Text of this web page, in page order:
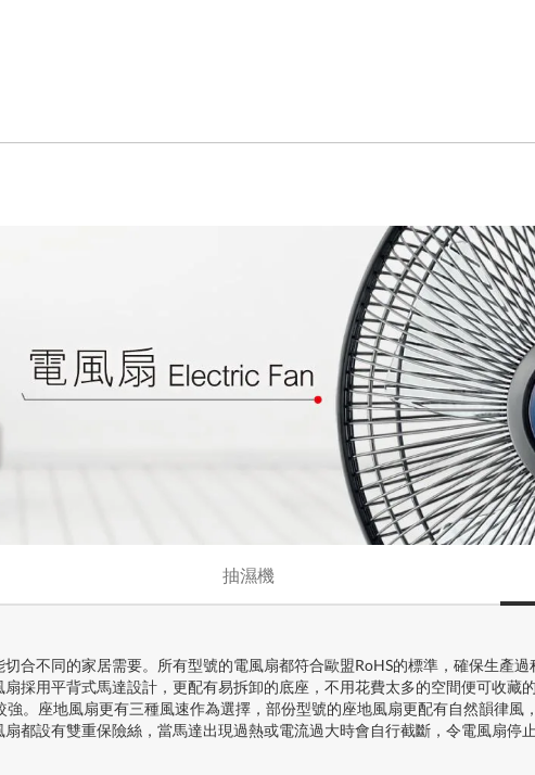
抽濕機
合不同的家居需要。所有型號的電風扇都符合歐盟RoHS的標準，確保生產
採用平背式馬達設計，更配有易拆卸的底座，不用花費太多的空間便可收藏
。座地風扇更有三種風速作為選擇，部份型號的座地風扇更配有自然韻律
都設有雙重保險絲，當馬達出現過熱或電流過大時會自行截斷，令電風扇停